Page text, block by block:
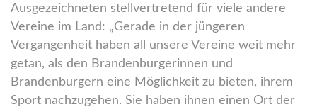
Ausgezeichneten stellvertretend für viele andere
Vereine im Land: „Gerade in der jüngeren
Vergangenheit haben all unsere Vereine weit mehr
getan, als den Brandenburgerinnen und
Brandenburgern eine Möglichkeit zu bieten, ihrem
Sport nachzugehen. Sie haben ihnen einen Ort der